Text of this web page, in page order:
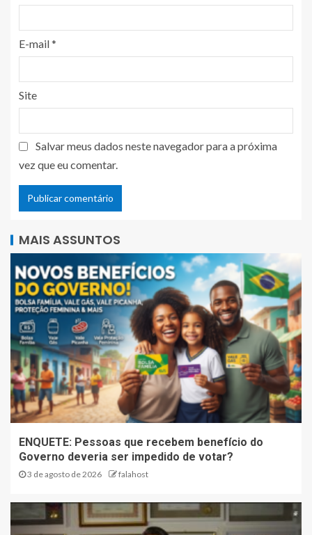
E-mail*
Site
Salvar meus dados neste navegador para a próxima
vez que eu comentar.
MAIS ASSUNTOS
ENQUETE: Pessoas que recebem benefício do
Governo deveria ser impedido de votar?
3 de agosto de 2026 falahost